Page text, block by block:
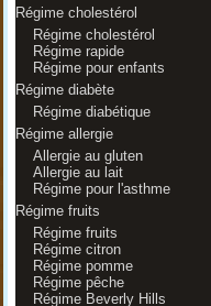
Régime cholestérol
Régime cholestérol
Régime rapide
Régime pour enfants
Régime diabète
Régime diabétique
Régime allergie
Allergie au gluten
Allergie au lait
Régime pour l'asthme
Régime fruits
Régime fruits
Régime citron
Régime pomme
Régime pêche
Régime Beverly Hills